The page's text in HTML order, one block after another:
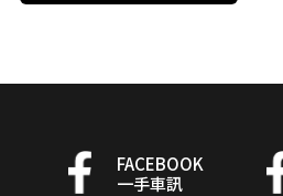
FACEBOOK
一手車訊